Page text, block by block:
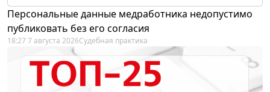
Персональные данные медработника недопустимо
публиковать без его согласия
18:27 7 августа 2026Судебная практика